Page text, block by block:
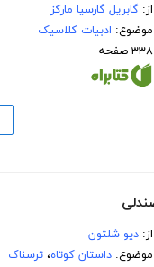
از:گابریل گارسیا مارکز
موضوع: ادبیات کلاسیک
۳۳۸ صفحه
از:دیو شلتون
موضوع:داستان کوتاه،ترسناک